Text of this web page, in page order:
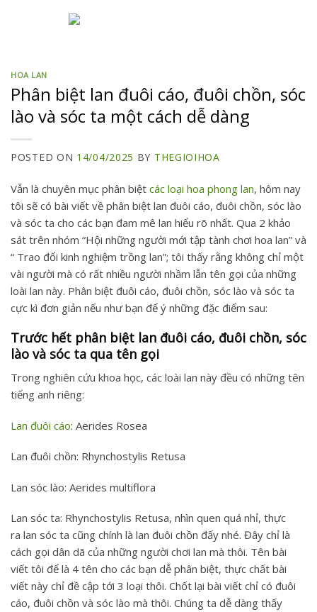
HOA LAN
Phân biệt lan đuôi cáo, đuôi chồn, sóc
lào và sóc ta một cách dễ dàng
POSTED ON 14/04/2025 BY THEGIOIHOA
Vẫn là chuyên mục phân biệt các loại hoa phong lan, hôm nay
tôi sẽ có bài viết về phân biệt lan đuôi cáo, đuôi chồn, sóc lào
và sóc ta cho các bạn đam mê lan hiểu rõ nhất. Qua 2 khảo
sát trên nhóm “Hội những người mới tập tành chơi hoa lan” và
“ Trao đổi kinh nghiệm trồng lan”; tôi thấy rằng không chỉ một
vài người mà có rất nhiều người nhầm lẫn tên gọi của những
loài lan này. Phân biệt đuôi cáo, đuôi chồn, sóc lào và sóc ta
cực kì đơn giản nếu như bạn để ý những đặc điểm sau:
Trước hết phân biệt lan đuôi cáo, đuôi chồn, sóc
lào và sóc ta qua tên gọi
Trong nghiên cứu khoa học, các loài lan này đều có những tên
tiếng anh riêng:
Lan đuôi cáo: Aerides Rosea
Lan đuôi chồn: Rhynchostylis Retusa
Lan sóc lào: Aerides multiflora
Lan sóc ta: Rhynchostylis Retusa, nhìn quen quá nhỉ, thực
ra lan sóc ta cũng chính là lan đuôi chồn đấy nhé. Đây chỉ là
cách gọi dân dã của những người chơi lan mà thôi. Tên bài
viết tôi để là 4 tên cho các bạn dễ phân biệt, thực chất bài
viết này chỉ đề cập tới 3 loại thôi. Chốt lại bài viết chỉ có đuôi
cáo, đuôi chồn và sóc lào mà thôi. Chúng ta dễ dàng thấy